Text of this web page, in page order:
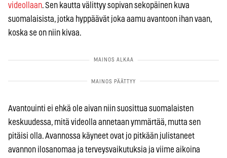
videollaan. Sen kautta välittyy sopivan sekopäinen kuva
suomalaisista, jotka hyppäävät joka aamu avantoon ihan vaan,
koska se on niin kivaa.
Avantouinti ei ehkä ole aivan niin suosittua suomalaisten
keskuudessa, mitä videolla annetaan ymmärtää, mutta sen
pitäisi olla. Avannossa käyneet ovat jo pitkään julistaneet
avannon ilosanomaa ja terveysvaikutuksia ja viime aikoina